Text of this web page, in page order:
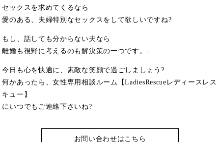
セックスを求めてくるなら
愛のある、夫婦特別なセックスをして欲しいですね?
もし、話しても分からない夫なら
離婚も視野に考えるのも解決策の一つです。…
今日も心を快適に、素敵な笑顔で過ごしましょう?
何かあったら、女性専用相談ルーム【LadiesRescueレディースレス
キュー】
にいつでもご連絡下さいね?
お問い合わせはこちら